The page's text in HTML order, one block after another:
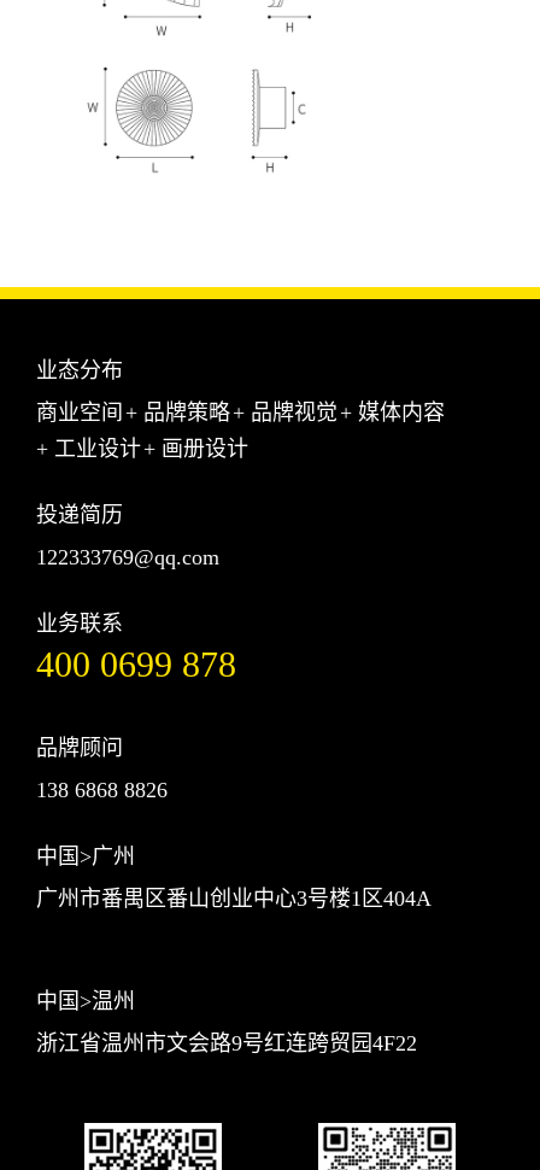
业态分布
商业空间 + 品牌策略+ 品牌视觉+ 媒体内容
+ 工业设计+ 画册设计
投递简历
122333769@qq.com
业务联系
400 0699 878
品牌顾问
138 6868 8826
中国>广州
广州市番禺区番山创业中心3号楼1区404A
中国>温州
浙江省温州市文会路9号红连跨贸园4F22